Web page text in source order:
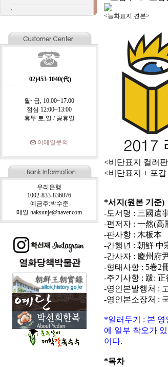
02)453-1040(代)
월~금, 10:00~17:00
점심 12:00~13:00
휴무 토,일 / 공휴일
이메일문의
우리은행
1002-833-836076
예금주:박수준
메일 haksunje@naver.com
<능화표지
<비단표지 컬러
<비단표지 + 포
*서지(원본 기준)
-도서명 : 三國遺
-편저자 : 一然(高
-판사항 : 木板本
-간행년 : 朝鮮 中
-간사자 : 慶州府
-형태사항 : 5卷2
-주기사항 : 跋:
-영인본발행처 :
-영인본소장처 :
*일러두기 : 본 영
에 일부 착오가
이다.
*목차